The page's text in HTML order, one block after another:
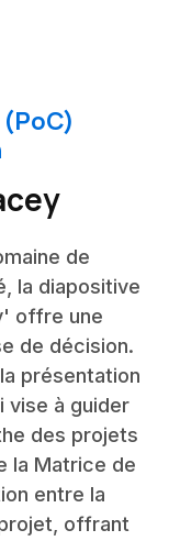
de
la diapositive
offre une
de décision.
présentation
vise à guider
des projets
la Matrice de
entre la
offrant